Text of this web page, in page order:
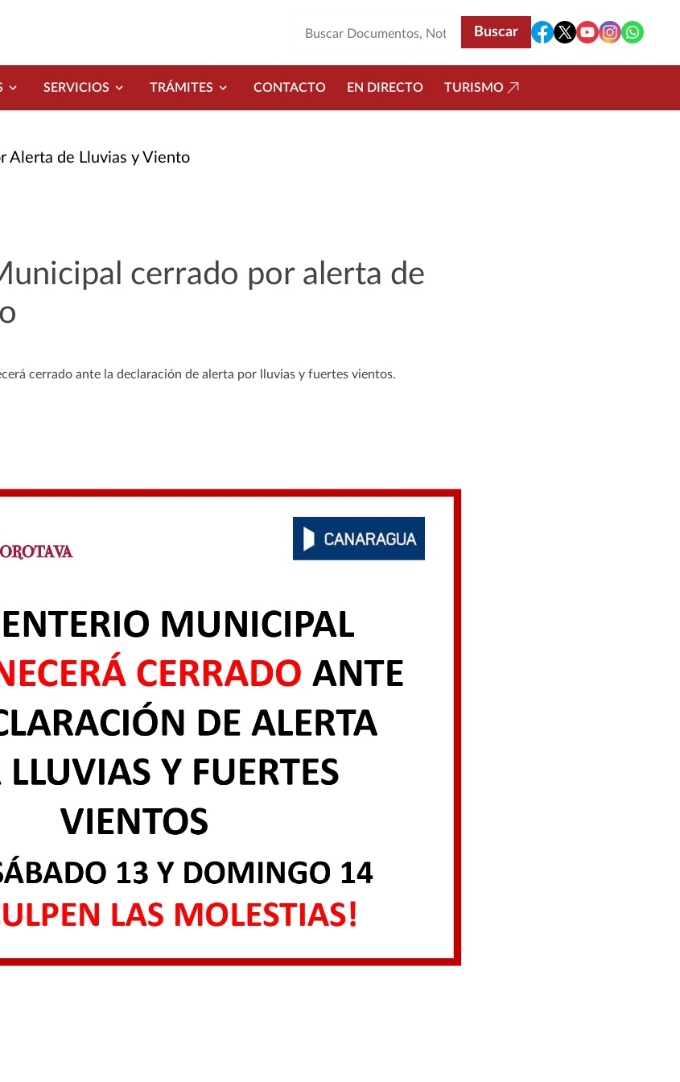
SERVICIOS TRÁMITES CONTACTO EN DIRECTO TURISMO
Alerta de Lluvias y Viento
cerrado por alerta de
cerrado ante la declaración de alerta por lluvias y fuertes vientos.